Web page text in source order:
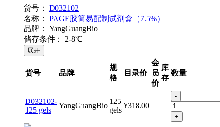
货号：
D032102
名称：
PAGE胶简易配制试剂盒（7.5%）
品牌： YangGuangBio
储存条件：
2-8℃
展开
货号 品牌
规
格
目录价
会
员
价
库
存
数量
D032102-
125 gels
YangGuangBio
125
gels
-
+